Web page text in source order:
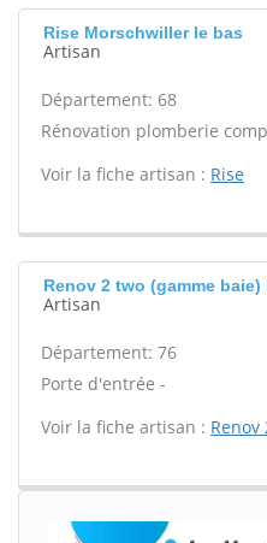
Rise Morschwiller le bas
Artisan
Département: 68
Rénovation plomberie
Voir la fiche artisan : Rise
Renov 2 two (gamme
Artisan
Département: 76
Porte d'entrée -
Voir la fiche artisan : Renov